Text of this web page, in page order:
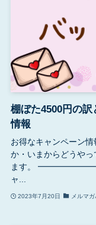
棚ぼた4500円の
情報
お得なキャンペーン
か・いまからどうや
ます。
ャ...
2023年7月20日 メルマ